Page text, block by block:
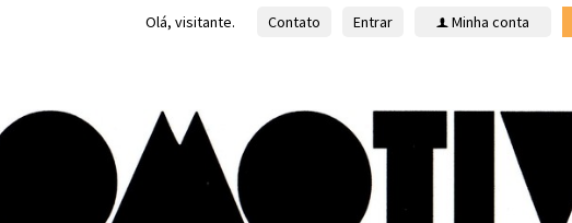
Olá, visitante. Contato Entrar f Minha conta